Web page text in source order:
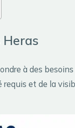
à des
requis et de la